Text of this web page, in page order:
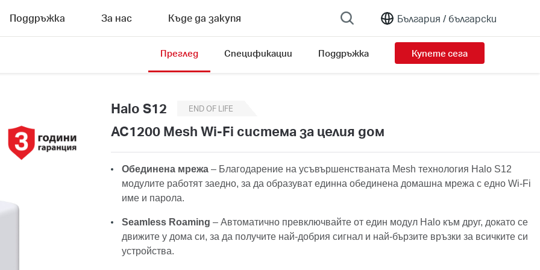
България / български
Поддръжка За нас Къде да закупя
Преглед Спецификации Поддръжка Купете сега
Halo S12 END OF LIFE
AC1200 Mesh Wi-Fi система за целия дом
Обединена мрежа– Благодарение на усъвършенстваната Mesh технология Halo S12
модулите работят заедно, за да образуват единна обединена домашна мрежа с едно Wi-Fi
име и парола.
Seamless Roaming – Автоматично превключвайте от един модул Halo към друг, докато се
движите у дома си, за да получите най-добрия сигнал и най-бързите връзки за всичките си
устройства.